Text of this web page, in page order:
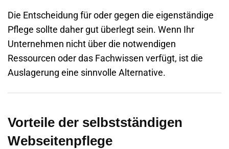
Die Entscheidung für oder gegen die eigenständige
Pflege sollte daher gut überlegt sein. Wenn Ihr
Unternehmen nicht über die notwendigen
Ressourcen oder das Fachwissen verfügt, ist die
Auslagerung eine sinnvolle Alternative.
Vorteile der selbstständigen
Webseitenpflege